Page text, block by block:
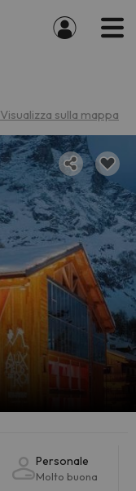
Visualizza sulla mappa
Personale
Molto buona